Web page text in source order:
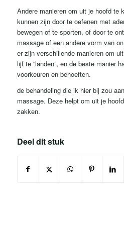
Andere manieren om uit je hoofd te
kunnen zijn door te oefenen met
bewegen of te sporten, of door te
massage of een andere vorm van
er zijn verschillende manieren om
lijf te “landen”, en de beste manier
voorkeuren en behoeften.
de behandeling die ik hier bij zou
massage. Deze helpt om uit je
zakken.
Deel dit stuk